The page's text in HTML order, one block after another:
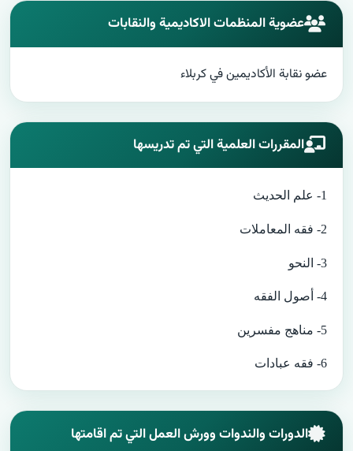
عضوية المنظمات الاكاديمية والنقابات
عضو نقابة الأكاديمين في كربلاء
المقررات العلمية التي تم تدريسها
1- علم الحديث
2- فقه المعاملات
3- النحو
4- أصول الفقه
5- مناهج مفسرين
6- فقه عبادات
الدورات والندوات وورش العمل التي تم اقامتها